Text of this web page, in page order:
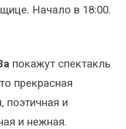
Начало в 18:00.
покажут спектакль
прекрасная
поэтичная и
и нежная.